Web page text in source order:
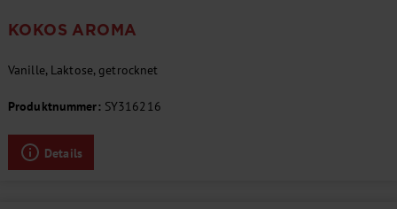
KOKOS AROMA
Vanille, Laktose, getrocknet
Produktnummer: SY316216
Details